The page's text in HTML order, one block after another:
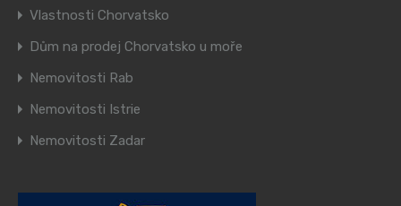
Vlastnosti Chorvatsko
Dům na prodej Chorvatsko u moře
Nemovitosti Rab
Nemovitosti Istrie
Nemovitosti Zadar